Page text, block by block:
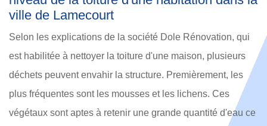
ville de Lamecourt
Selon les explications de la société Dole Rénovation, qui
est habilitée à nettoyer la toiture d'une maison, plusieurs
déchets peuvent envahir la structure. Premièrement, les
plus fréquentes sont les mousses et les lichens. Ces
végétaux sont aptes à retenir une grande quantité d'eau ce